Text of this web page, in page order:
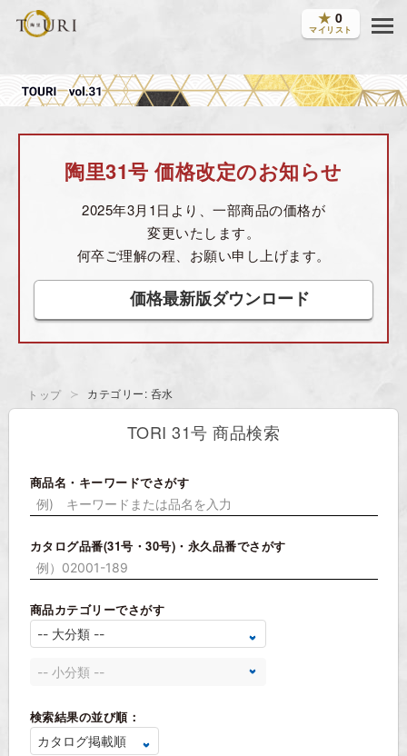
★ 0
マイリスト
陶里31号 価格改定のお知らせ
2025年3月1日より、一部商品の価格が
変更いたします。
何卒ご理解の程、お願い申し上げます。
価格最新版ダウンロード
トップ カテゴリー: 呑水
TORI 31号 商品検索
商品名・キーワードでさがす
カタログ品番(31号・30号)・永久品番でさがす
商品カテゴリーでさがす
検索結果の並び順：